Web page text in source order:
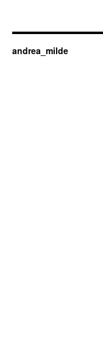
andrea_milde